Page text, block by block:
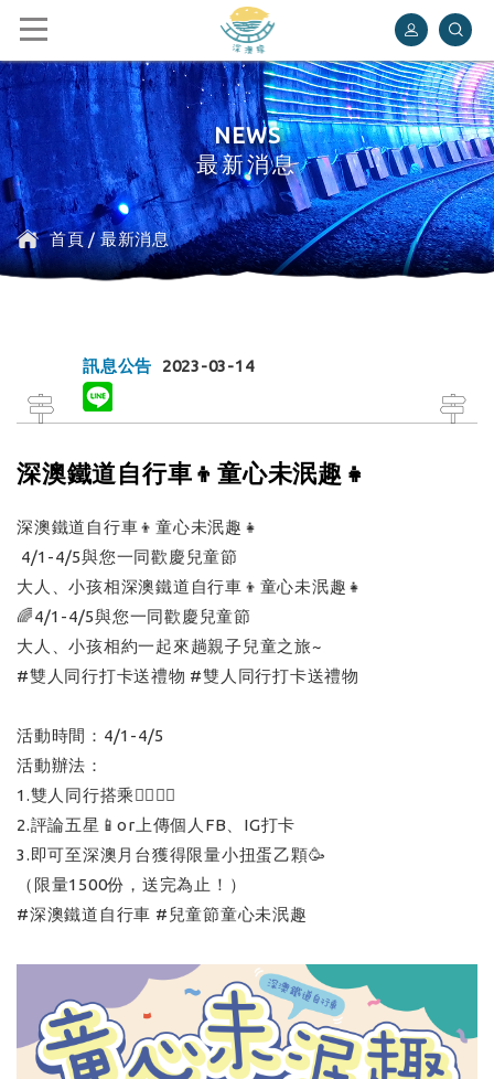
深澳鐵道自行車
NEWS
最新消息
首頁/最新消息
訊息公告 2023-03-14
深澳鐵道自行車👦童心未泯趣👧
深澳鐵道自行車👦童心未泯趣👧
4/1-4/5與您一同歡慶兒童節
大人、小孩相深澳鐵道自行車👦童心未泯趣👧
🌈4/1-4/5與您一同歡慶兒童節
大人、小孩相約一起來趟親子兒童之旅~
#雙人同行打卡送禮物 #雙人同行打卡送禮物
活動時間：4/1-4/5
活動辦法：
1.雙人同行搭乘🙋‍♀️🙋‍♂️
2.評論五星📱or上傳個人FB、IG打卡
3.即可至深澳月台獲得限量小扭蛋乙顆🥳
（限量1500份，送完為止！）
#深澳鐵道自行車 #兒童節童心未泯趣